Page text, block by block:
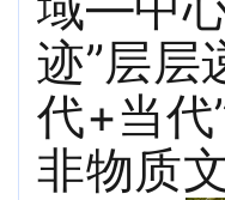
迹”层层
代+当
非物质